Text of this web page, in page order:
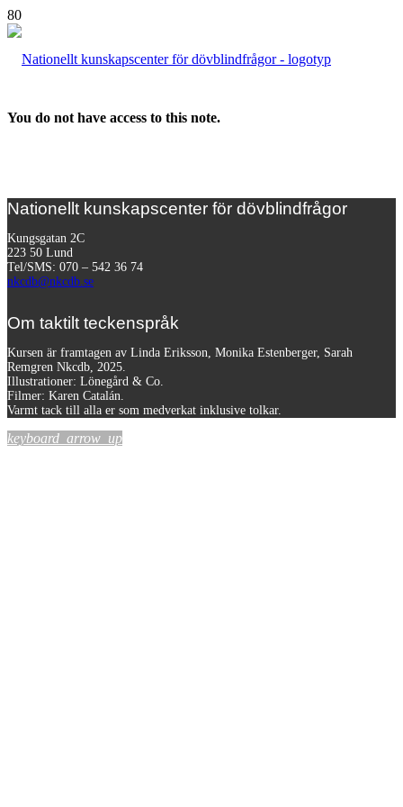
You do not have access to this note.
Nationellt kunskapscenter för dövblindfrågor
Kungsgatan 2C
223 50 Lund
Tel/SMS: 070 – 542 36 74
nkcdb@nkcdb.se
Om taktilt teckenspråk
Kursen är framtagen av Linda Eriksson, Monika Estenberger, Sarah
Remgren Nkcdb, 2025.
Illustrationer: Lönegård & Co.
Filmer: Karen Catalán.
Varmt tack till alla er som medverkat inklusive tolkar.
keyboard_arrow_up